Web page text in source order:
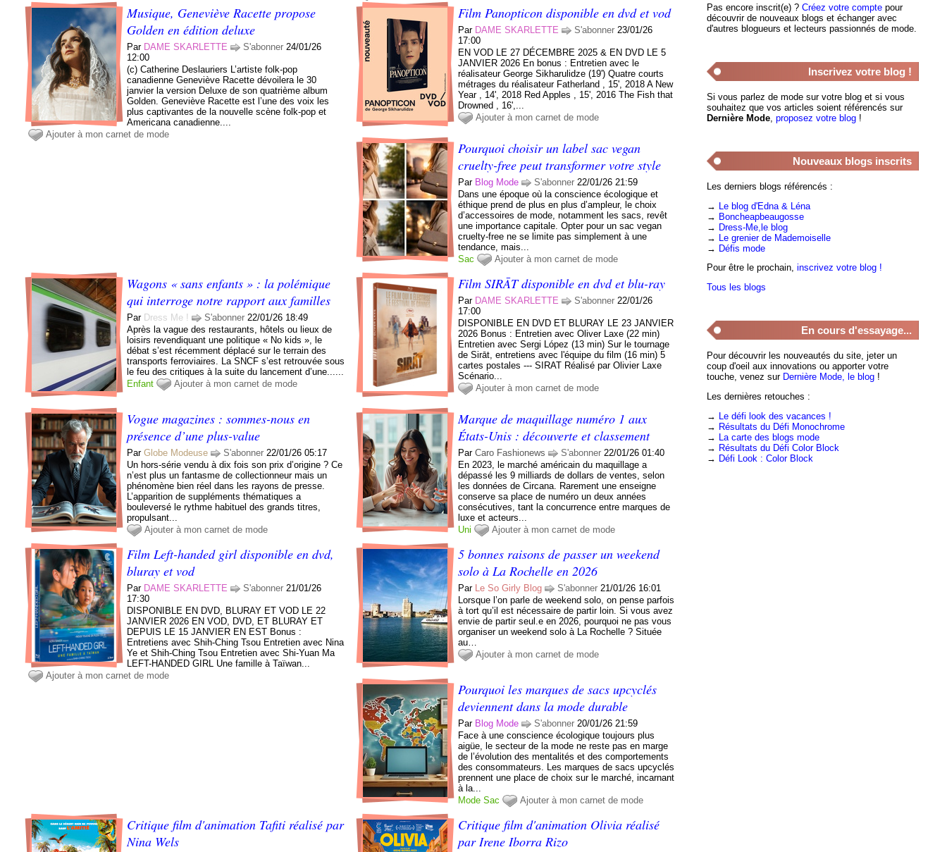
Musique, Geneviève Racette propose
Golden en édition deluxe
Par DAME SKARLETTE S'abonner 24/01/26
12:00
(c) Catherine Deslauriers L’artiste folk-pop
canadienne Geneviève Racette dévoilera le 30
janvier la version Deluxe de son quatrième album
Golden. Geneviève Racette est l’une des voix les
plus captivantes de la nouvelle scène folk-pop et
Americana canadienne....
Ajouter à mon carnet de mode
Film Panopticon disponible en dvd et vod
Par DAME SKARLETTE S'abonner 23/01/26
17:00
EN VOD LE 27 DÉCEMBRE 2025 & EN DVD LE 5
JANVIER 2026 En bonus : Entretien avec le
réalisateur George Sikharulidze (19') Quatre courts
métrages du réalisateur Fatherland , 15', 2018 A New
Year , 14', 2018 Red Apples , 15', 2016 The Fish that
Drowned , 16',...
Ajouter à mon carnet de mode
Pourquoi choisir un label sac vegan
cruelty-free peut transformer votre style
Par Blog Mode S'abonner 22/01/26 21:59
Dans une époque où la conscience écologique et
éthique prend de plus en plus d’ampleur, le choix
d’accessoires de mode, notamment les sacs, revêt
une importance capitale. Opter pour un sac vegan
cruelty-free ne se limite pas simplement à une
tendance, mais...
Sac
Ajouter à mon carnet de mode
Wagons « sans enfants » : la polémique
qui interroge notre rapport aux familles
Par Dress Me ! S'abonner 22/01/26 18:49
Après la vague des restaurants, hôtels ou lieux de
loisirs revendiquant une politique « No kids », le
débat s’est récemment déplacé sur le terrain des
transports ferroviaires. La SNCF s’est retrouvée sous
le feu des critiques à la suite du lancement d’une......
Enfant
Ajouter à mon carnet de mode
Film SIRĀT disponible en dvd et blu-ray
Par DAME SKARLETTE S'abonner 22/01/26
17:00
DISPONIBLE EN DVD ET BLURAY LE 23 JANVIER
2026 Bonus : Entretien avec Oliver Laxe (22 min)
Entretien avec Sergi López (13 min) Sur le tournage
de Sirāt, entretiens avec l'équipe du film (16 min) 5
cartes postales --- SIRAT Réalisé par Olivier Laxe
Scénario...
Ajouter à mon carnet de mode
Vogue magazines : sommes-nous en
présence d’une plus-value
ParGlobe Modeuse S'abonner 22/01/26 05:17
Un hors-série vendu à dix fois son prix d’origine ? Ce
n’est plus un fantasme de collectionneur mais un
phénomène bien réel dans les rayons de presse.
L’apparition de suppléments thématiques a
bouleversé le rythme habituel des grands titres,
propulsant...
Ajouter à mon carnet de mode
Marque de maquillage numéro 1 aux
États-Unis : découverte et classement
ParCaro Fashionews S'abonner 22/01/26 01:40
En 2023, le marché américain du maquillage a
dépassé les 9 milliards de dollars de ventes, selon
les données de Circana. Rarement une enseigne
conserve sa place de numéro un deux années
consécutives, tant la concurrence entre marques de
luxe et acteurs...
Uni
Ajouter à mon carnet de mode
Film Left-handed girl disponible en dvd,
bluray et vod
Par DAME SKARLETTE S'abonner 21/01/26
17:30
DISPONIBLE EN DVD, BLURAY ET VOD LE 22
JANVIER 2026 EN VOD, DVD, ET BLURAY ET
DEPUIS LE 15 JANVIER EN EST Bonus :
Entretiens avec Shih-Ching Tsou Entretien avec Nina
Ye et Shih-Ching Tsou Entretien avec Shi-Yuan Ma
LEFT-HANDED GIRL Une famille à Taïwan...
Ajouter à mon carnet de mode
5 bonnes raisons de passer un weekend
solo à La Rochelle en 2026
Par Le So Girly Blog S'abonner 21/01/26 16:01
Lorsque l’on parle de weekend solo, on pense parfois
à tort qu’il est nécessaire de partir loin. Si vous avez
envie de partir seul.e en 2026, pourquoi ne pas vous
organiser un weekend solo à La Rochelle ? Située
au…
Ajouter à mon carnet de mode
Pourquoi les marques de sacs upcyclés
deviennent dans la mode durable
Par Blog Mode S'abonner 20/01/26 21:59
Face à une conscience écologique toujours plus
aigüe, le secteur de la mode ne reste pas en marge
de l’évolution des mentalités et des comportements
des consommateurs. Les marques de sacs upcyclés
prennent une place de choix sur le marché, incarnant
à la...
Mode Sac Ajouter à mon carnet de mode
Critique film d'animation Tafiti réalisé par
Nina Wels
Critique film d'animation Olivia réalisé
par Irene Iborra Rizo
Pas encore inscrit(e) ? Créez votre comptepour
découvrir de nouveaux blogs et échanger avec
d'autres blogueurs et lecteurs passionnés de mode.
Inscrivez votre blog !
Si vous parlez de mode sur votre blog et si vous
souhaitez que vos articles soient référencés sur
Dernière Mode, proposez votre blog!
Nouveaux blogs inscrits
Les derniers blogs référencés :
→ Le blog d'Edna & Léna
→ Boncheapbeaugosse
→ Dress-Me,le blog
→ Le grenier de Mademoiselle
→ Défis mode
Pour être le prochain, inscrivez votre blog !
Tous les blogs
En cours d'essayage...
Pour découvrir les nouveautés du site, jeter un
coup d'oeil aux innovations ou apporter votre
touche, venez sur Dernière Mode, le blog!
Les dernières retouches :
→
Le défi look des vacances !
→ Résultats du Défi Monochrome
→
La carte des blogs mode
→ Résultats du Défi Color Block
→ Défi Look : Color Block